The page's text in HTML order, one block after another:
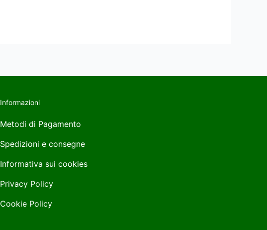
Informazioni
Metodi di Pagamento
Spedizioni e consegne
Informativa sui cookies
Privacy Policy
Cookie Policy